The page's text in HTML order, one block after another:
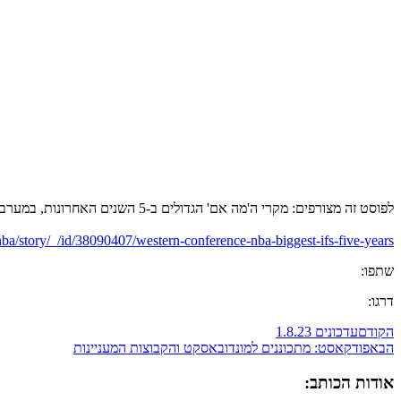
לפוסט זה מצורפים: מקרי ה'מה אם' הגדולים ב-5 השנים האחרונות, במערב.
story/_/id/38090407/western-conference-nba-biggest-ifs-five-years
שתפו:
דרגו:
הקודםעדכונים 1.8.23
הבאפודקאסט: מתכוננים למונדובאסקט והקבוצות המעניינות
אודות הכותב: